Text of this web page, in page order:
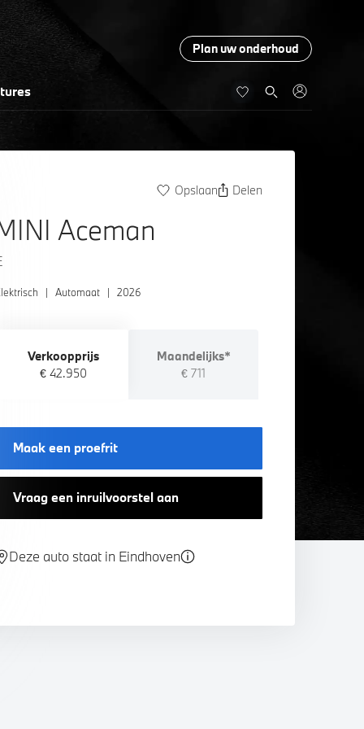
Plan uw onderhoud
Opslaan Delen
Aceman
| Automaat | 2026
Verkoopprijs
€ 42.950
Maandelijks*
€ 711
Maak een proefrit
Vraag een inruilvoorstel aan
Deze auto staat in Eindhoven